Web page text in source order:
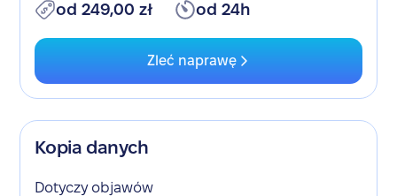
od 249,00 zł od 24h
Zleć naprawę
Kopia danych
Dotyczy objawów